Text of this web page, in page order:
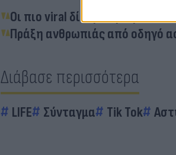
Οι πιο viral δίδυμες γιαγιάδες
Πράξη ανθρωπιάς από οδηγό
Διάβασε περισσότερα
LIFE Σύνταγμα Tik Tok